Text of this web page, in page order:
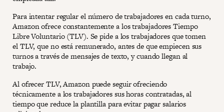
Para intentar regular el número de trabajadores en cada turno,
Amazon ofrece constantemente a los trabajadores Tiempo
Libre Voluntario (TLV). Se pide a los trabajadores que tomen
el TLV, que no está remunerado, antes de que empiecen sus
turnos a través de mensajes de texto, y cuando llegan al
trabajo.
Al ofrecer TLV, Amazon puede seguir ofreciendo
técnicamente a los trabajadores sus horas contratadas, al
tiempo que reduce la plantilla para evitar pagar salarios